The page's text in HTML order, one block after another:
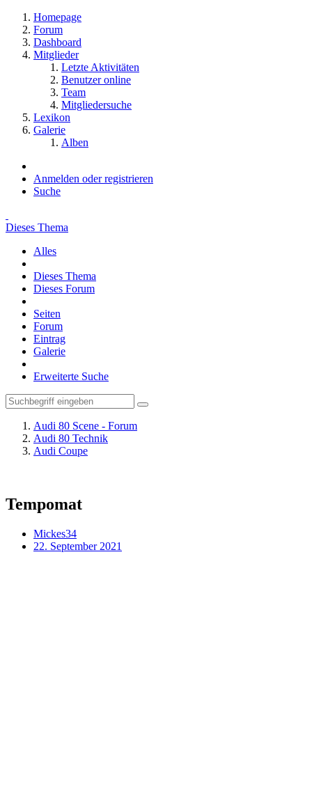
Homepage
Forum
Dashboard
Mitglieder
Letzte Aktivitäten
Benutzer online
Team
Mitgliedersuche
Lexikon
Galerie
Alben
Anmelden oder registrieren
Suche
Dieses Thema
Alles
Dieses Thema
Dieses Forum
Seiten
Forum
Eintrag
Galerie
Erweiterte Suche
Audi 80 Scene - Forum
Audi 80 Technik
Audi Coupe
Tempomat
Mickes34
22. September 2021